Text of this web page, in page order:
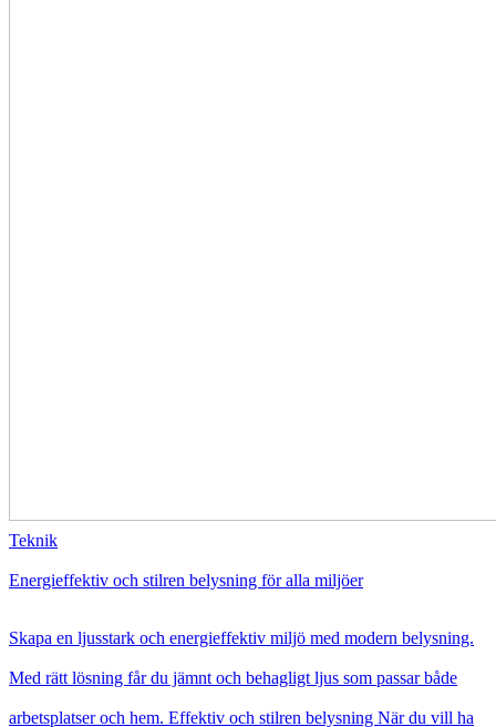
Teknik
Energieffektiv och stilren belysning för alla miljöer
Skapa en ljusstark och energieffektiv miljö med modern belysning.
Med rätt lösning får du jämnt och behagligt ljus som passar både
arbetsplatser och hem. Effektiv och stilren belysning När du vill ha